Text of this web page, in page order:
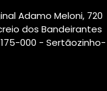
Adamo Meloni, 720
dos Bandeirantes
000 - Sertãozinho-